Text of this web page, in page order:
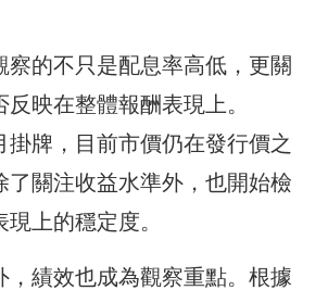
察的不只是配息率高低，更關
映在整體報酬表現上。
掛牌，目前市價仍在發行價之
了關注收益水準外，也開始檢
上的穩定度。
，績效也成為觀察重點。根據